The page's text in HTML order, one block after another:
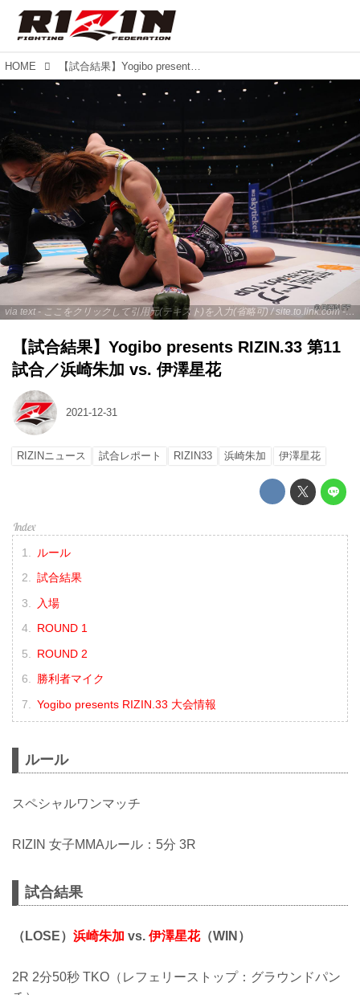
HOME 【試合結果】Yogibo presents RIZIN.33 第11試合／浜崎朱加 vs. 伊澤星花
via text - ここをクリックして引用元(テキスト)を入力(省略可) / site.to.link.com - ここをクリックして引用元を入力(省略可)
【試合結果】Yogibo presents RIZIN.33 第11
試合／浜崎朱加 vs. 伊澤星花
2021-12-31
RIZINニュース 試合レポート RIZIN33 浜崎朱加 伊澤星花
ルール
試合結果
入場
ROUND 1
ROUND 2
勝利者マイク
Yogibo presents RIZIN.33 大会情報
ルール
スペシャルワンマッチ
RIZIN 女子MMAルール：5分 3R
試合結果
（LOSE） 浜崎朱加 vs. 伊澤星花（WIN）
2R 2分50秒 TKO（レフェリーストップ：グラウンドパン